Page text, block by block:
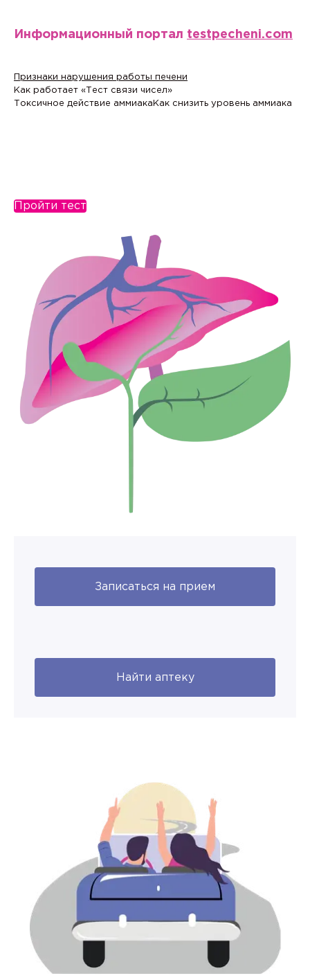
Информационный портал testpecheni.com
Признаки нарушения работы печени
Как работает «Тест связи чисел»
Токсичное действие аммиака Как снизить уровень аммиака
Пройти тест
Записаться на прием
Найти аптеку